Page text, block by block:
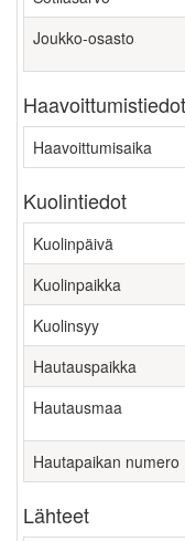
Joukko-osasto
Haavoittumistiedot
Haavoittumisaika
Kuolintiedot
Kuolinpäivä
Kuolinpaikka
Kuolinsyy
Hautauspaikka
Hautausmaa
Hautapaikan numero
Lähteet